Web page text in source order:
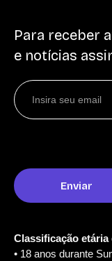
Para receber
e notícias
Classificação etária
• 18 anos durante